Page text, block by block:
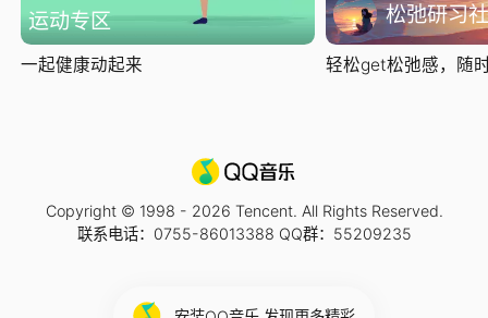
运动专区
一起健康动起来
松弛研习社
轻松get松弛感，随
Copyright © 1998 - 2026 Tencent. All Rights Reserved.
联系电话：0755-86013388 QQ群：55209235